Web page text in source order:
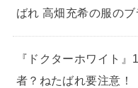
ばれ 高畑充希の服のブ
『ドクターホワイト
者？ねたばれ要注意！